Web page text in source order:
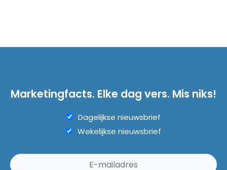
Marketingfacts. Elke dag vers. Mis niks!
Dagelijkse nieuwsbrief
Wekelijkse nieuwsbrief